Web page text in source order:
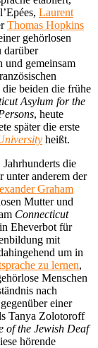
Laurent
Thomas Hopkins
gehörlosen
darüber
gemeinsam
beiden die frühe
Asylum for the
, heute
später die erste
heißt.
die
unter anderem der
Graham
Mutter und
Connecticut
Eheverbot für
mit
um in
zu lernen,
Menschen
nach
einer
Tanya Zolotoroff
of the Jewish Deaf
hörende